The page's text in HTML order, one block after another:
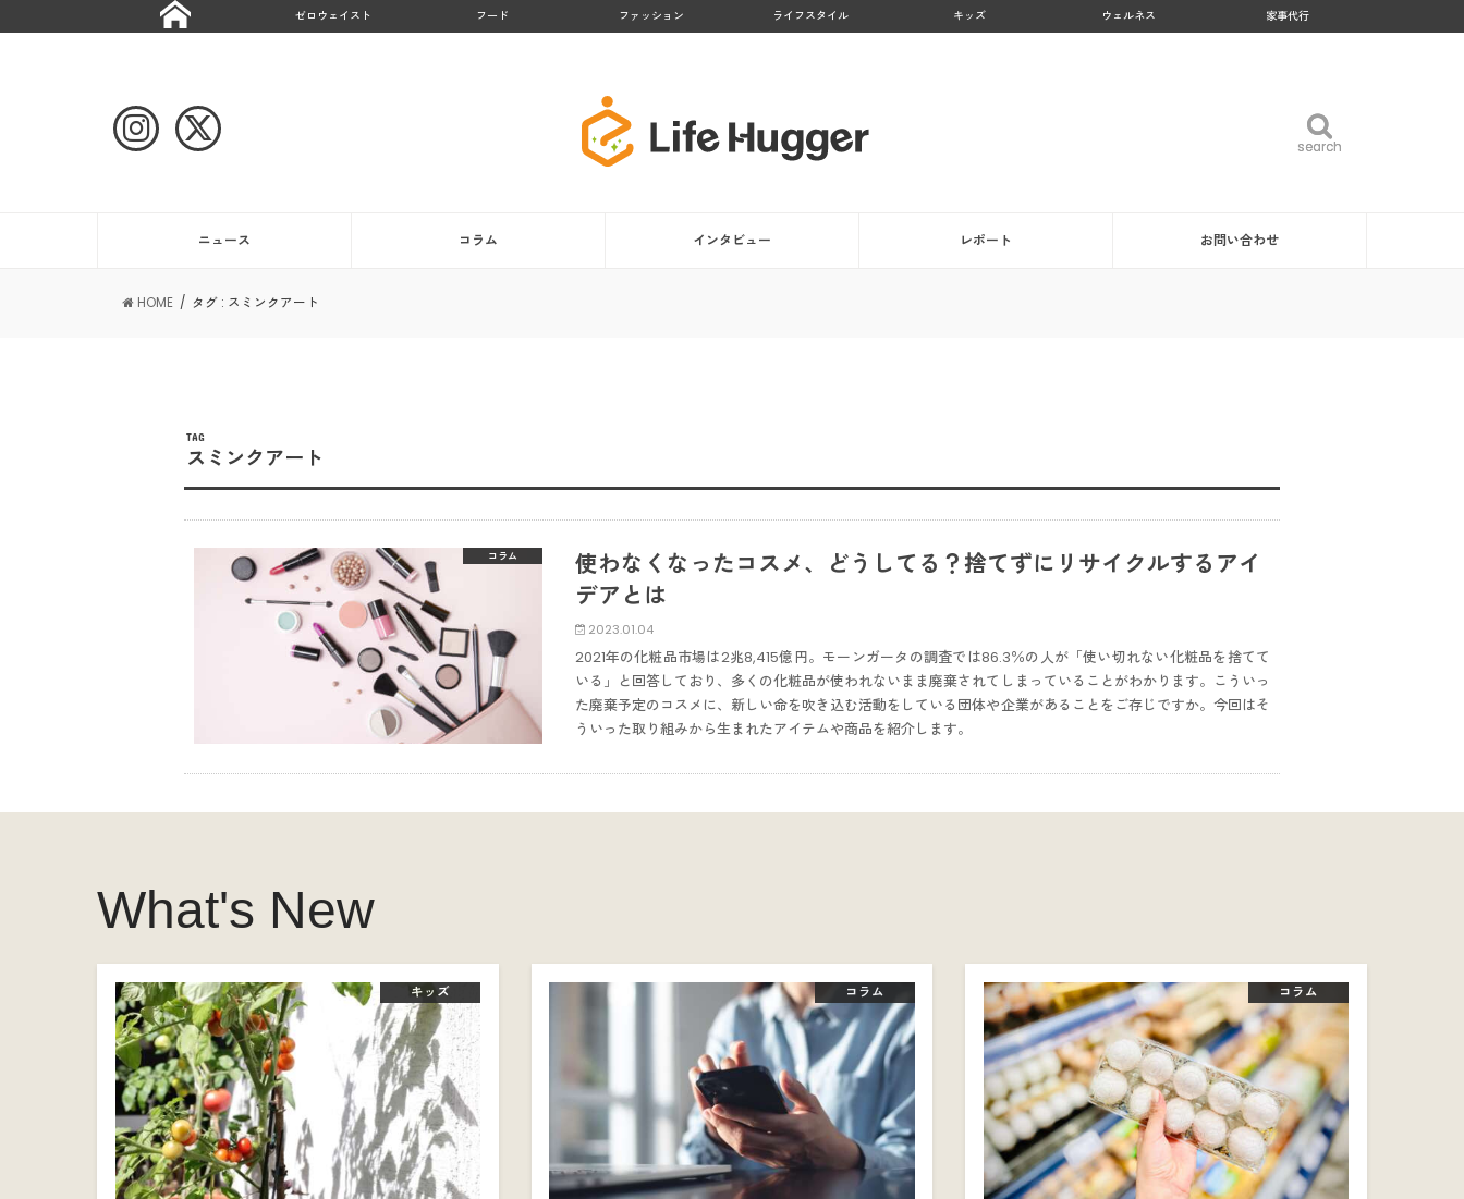
ゼロウェイスト フード ファッション ライフスタイル キッズ ウェルネス 家事代行
search
search
ニュース コラム インタビュー レポート お問い合わせ
HOME タグ : スミンクアート
TAG
スミンクアート
コラム
使わなくなったコスメ、どうしてる？捨てずにリサイクルするアイ
デアとは
2023.01.04
2021年の化粧品市場は2兆8,415億円。モーンガータの調査では86.3％の人が「使い切れない化粧品を捨てて
いる」と回答しており、多くの化粧品が使われないまま廃棄されてしまっていることがわかります。こういっ
た廃棄予定のコスメに、新しい命を吹き込む活動をしている団体や企業があることをご存じですか。今回はそ
ういった取り組みから生まれたアイテムや商品を紹介します。
What's New
キッズ コラム コラム